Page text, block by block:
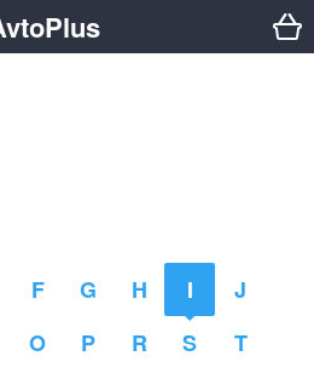
F G H I
J
O P R S
T